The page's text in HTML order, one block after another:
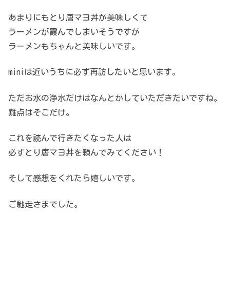
あまりにもとり唐マヨ丼が美味しくて
ラーメンが霞んでしまいそうですが
ラーメンもちゃんと美味しいです。
miniは近いうちに必ず再訪したいと思います。
ただお水の浄水だけはなんとかしていただきだいですね。
難点はそこだけ。
これを読んで行きたくなった人は
必ずとり唐マヨ丼を頼んでみてください！
そして感想をくれたら嬉しいです。
ご馳走さまでした。